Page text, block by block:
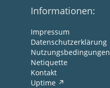
Informationen:
Impressum
Datenschutzerklärung
Nutzungsbedingungen
Netiquette
Kontakt
Uptime